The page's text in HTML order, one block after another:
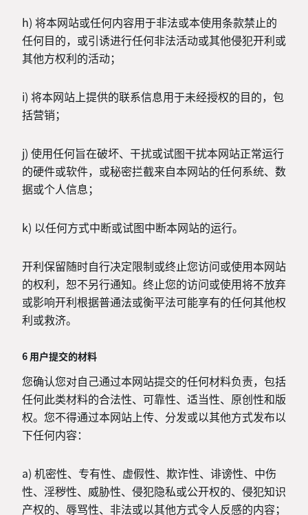
h) 将本网站或任何内容用于非法或本使用条款禁止的
任何目的，或引诱进行任何非法活动或其他侵犯开利或
其他方权利的活动；
i) 将本网站上提供的联系信息用于未经授权的目的，包
括营销；
j) 使用任何旨在破坏、干扰或试图干扰本网站正常运行
的硬件或软件，或秘密拦截来自本网站的任何系统、数
据或个人信息；
k) 以任何方式中断或试图中断本网站的运行。
开利保留随时自行决定限制或终止您访问或使用本网站
的权利，恕不另行通知。终止您的访问或使用将不放弃
或影响开利根据普通法或衡平法可能享有的任何其他权
利或救济。
6 用户提交的材料
您确认您对自己通过本网站提交的任何材料负责，包括
任何此类材料的合法性、可靠性、适当性、原创性和版
权。您不得通过本网站上传、分发或以其他方式发布以
下任何内容：
a) 机密性、专有性、虚假性、欺诈性、诽谤性、中伤
性、淫秽性、威胁性、侵犯隐私或公开权的、侵犯知识
产权的、辱骂性、非法或以其他方式令人反感的内容；